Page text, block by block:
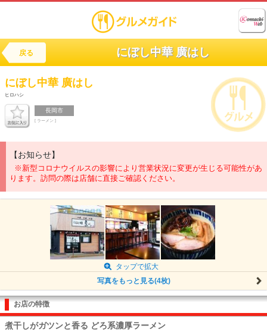
戻る にぼし中華 廣はし
にぼし中華 廣はし
ヒロハシ
長岡市
[ ラーメン ]
【お知らせ】
※新型コロナウイルスの影響により営業状況に変更が生じる可能性があ
ります。訪問の際は店舗に直接ご確認ください。
タップで拡大
写真をもっと見る(4枚)
お店の特徴
煮干しがガツンと香る どろ系濃厚ラーメン